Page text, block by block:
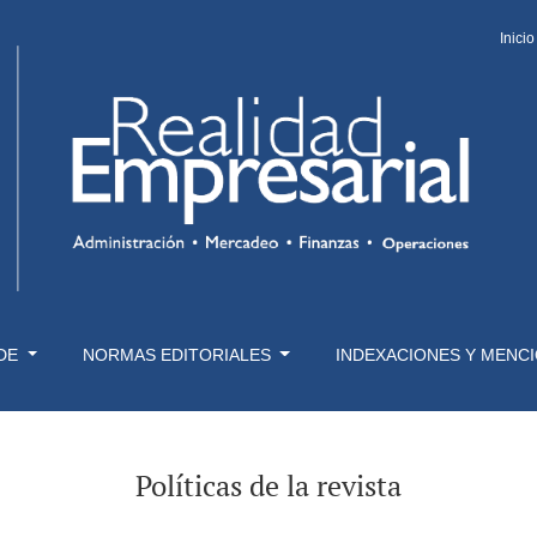
NORMAS EDITORIALES INDEXACIONES Y
Políticas de la revista